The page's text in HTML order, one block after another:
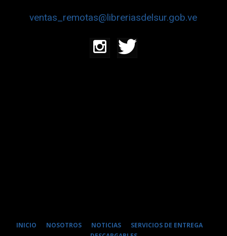
ventas_remotas@libreriasdelsur.gob.ve
INICIO NOSOTROS NOTICIAS
SERVICIOS DE ENTREGA